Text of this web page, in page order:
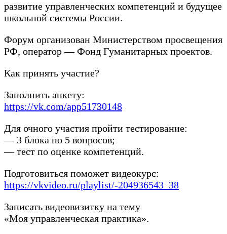
развитие управленческих компетенций и будущее
школьной системы России.
Форум организован Министерством просвещения
РФ, оператор — Фонд Гуманитарных проектов.
Как принять участие?
Заполнить анкету:
https://vk.com/app51730148
Для очного участия пройти тестирование:
— 3 блока по 5 вопросов;
— тест по оценке компетенций.
Подготовиться поможет видеокурс:
https://vkvideo.ru/playlist/-204936543_38
Записать видеовизитку на тему
«Моя управленческая практика».